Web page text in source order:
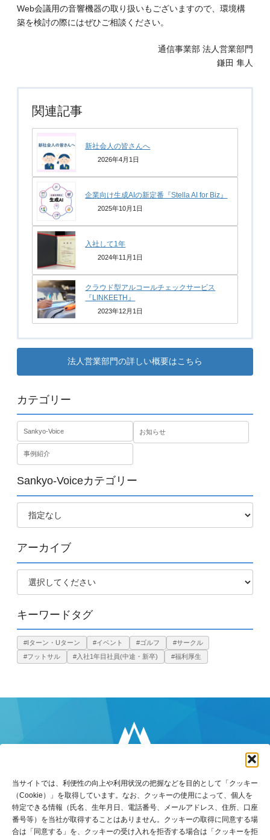
当サイトでは、利便性の向上や利用状況の把握などを目的として「クッキー
（Cookie）」を取得しています。なお、クッキーの使用によって、個人を
特定できる情報（氏名、生年月日、電話番号、メールアドレス、住所、口座
番号等）を当社が取得することはありません。クッキーの取得に同意する場
合は「同意する」を、クッキーの受け入れを拒否する場合は「クッキーを拒
Web会議用の音響機器の取り扱いもございますので、環境構
築を検討の際にはぜひご相談ください。
通信事業部 法人営業部門
鎌田 隼人
関連記事
新社会人の皆さんへ
2026年4月1日
企業向け生成AIの新定番『Stella AI for Biz』
2025年10月1日
入社して1年
2024年11月1日
クラウド型アルコールチェックサービス
『LINKEETH』
2023年12月1日
法人営業部門の詳しい概要はこちら
カテゴリー
Sankyo-Voice お知らせ
事例紹介
Sankyo-Voiceカテゴリー
アーカイブ
キーワードタグ
#Iターン・Uターン #イベント #ゴルフ
#サークル
#フットサル
#入社1年目社員(中途・新卒) #福利厚生